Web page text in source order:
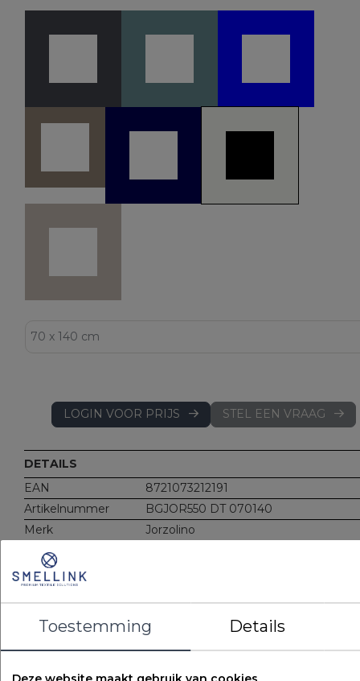
LOGIN VOOR PRIJS STEL EEN VRAAG
DETAILS
EAN
8721073212191
Artikelnummer
BGJOR550 DT 070140
Merk
Jorzolino
Kleur
Gewicht
Ophanglus (koord) in midden
Toestemming Details